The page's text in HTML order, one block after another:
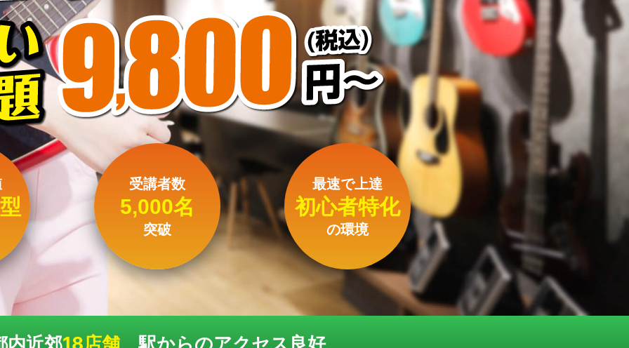
受講者数
5,000名
突破
最速で上達
初心者特化
の環境
内近郊18店舗、駅からのアクセス良好